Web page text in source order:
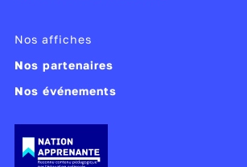
Nos affiches
Nos partenaires
Nos événements